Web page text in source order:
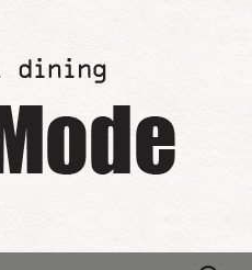
ディング「カ
～」か